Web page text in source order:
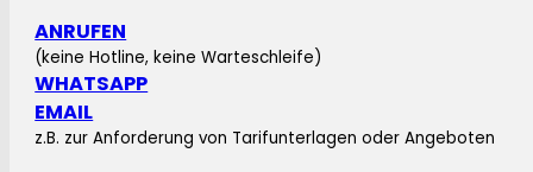
ANRUFEN
(keine Hotline, keine Warteschleife)
WHATSAPP
EMAIL
z.B. zur Anforderung von Tarifunterlagen oder Angeboten